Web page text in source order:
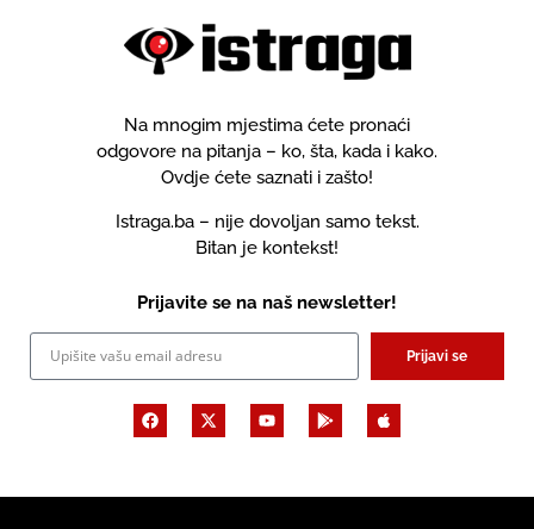
Na mnogim mjestima ćete pronaći
odgovore na pitanja – ko, šta, kada i kako.
Ovdje ćete saznati i zašto!
Istraga.ba – nije dovoljan samo tekst.
Bitan je kontekst!
Prijavite se na naš newsletter!
Prijavi se